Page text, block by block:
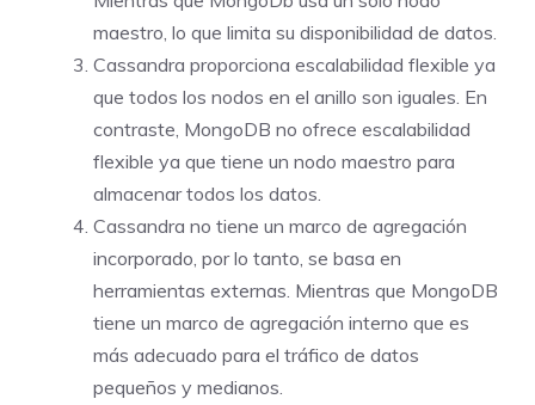
maestro, lo que limita su disponibilidad de datos.
Cassandra proporciona escalabilidad flexible ya
que todos los nodos en el anillo son iguales. En
contraste, MongoDB no ofrece escalabilidad
flexible ya que tiene un nodo maestro para
almacenar todos los datos.
Cassandra no tiene un marco de agregación
incorporado, por lo tanto, se basa en
herramientas externas. Mientras que MongoDB
tiene un marco de agregación interno que es
más adecuado para el tráfico de datos
pequeños y medianos.